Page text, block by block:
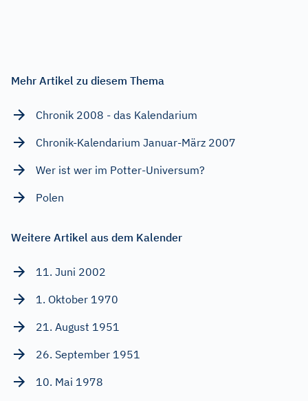
Mehr Artikel zu diesem Thema
Chronik 2008 - das Kalendarium
Chronik-Kalendarium Januar-März 2007
Wer ist wer im Potter-Universum?
Polen
Weitere Artikel aus dem Kalender
11. Juni 2002
1. Oktober 1970
21. August 1951
26. September 1951
10. Mai 1978